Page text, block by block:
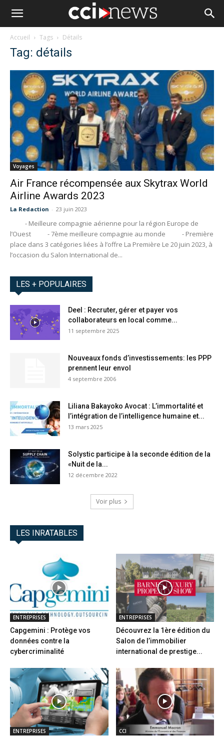
Accueil Tags Détails
Tag: détails
Voyages
Air France récompensée aux Skytrax World
Airline Awards 2023
La Redaction - 23 juin 2023
- Meilleure compagnie aérienne pour la région Europe de
l’Ouest - 7ème meilleure compagnie au monde - Première
place dans 3 catégories liées à l’offre La Première Le 20 juin 2023, à
l’occasion du Salon International de...
LES + POPULAIRES
Deel : Recruter, gérer et payer vos
collaborateurs en local comme...
11 septembre 2025
Nouveaux fonds d’investissements: les PPP
prennent leur envol
4 septembre 2006
Liliana Bakayoko Avocat : L’immortalité et
l’intégration de l’intelligence humaine et...
13 mars 2025
Solystic participe à la seconde édition de la
«Nuit de la...
12 décembre 2022
Voir plus
LES INRATABLES
ENTREPRISES
Capgemini : Protège vos
données contre la
cybercriminalité
ENTREPRISES
Découvrez la 1ère édition du
Salon de l’immobilier
international de prestige...
ENTREPRISES CCI